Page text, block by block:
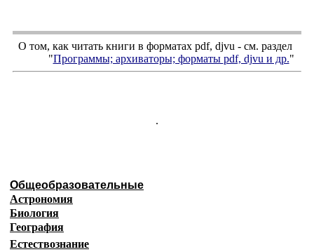
О том, как читать книги в форматах pdf, djvu - см. раздел
"Программы; архиваторы; форматы pdf, djvu и др."
.
Общеобразовательные
Астрономия
Биология
География
Естествознание